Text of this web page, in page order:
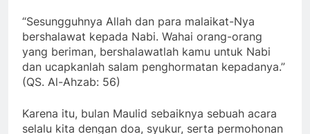
“Sesungguhnya Allah dan para malaikat-Nya
bershalawat kepada Nabi. Wahai orang-orang
yang beriman, bershalawatlah kamu untuk Nabi
dan ucapkanlah salam penghormatan kepadanya.”
(QS. Al-Ahzab: 56)
Karena itu, bulan Maulid sebaiknya sebuah acara
selalu kita dengan doa, syukur, serta permohonan